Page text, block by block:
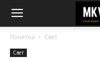
Почетна Свет
Свет